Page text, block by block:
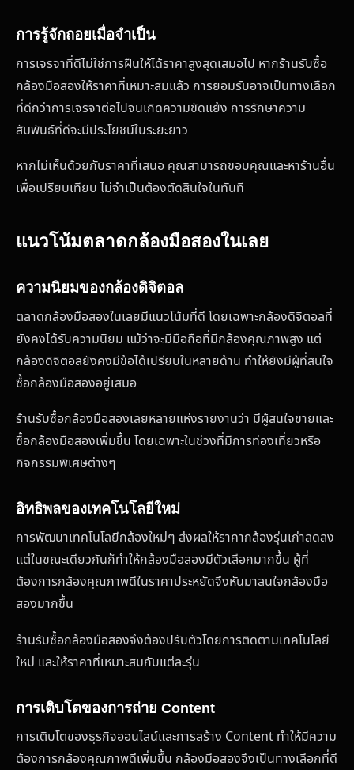
การรู้จักถอยเมื่อจำเป็น
การเจรจาที่ดีไม่ใช่การฝืนให้ได้ราคาสูงสุดเสมอไป หากร้านรับซื้อ
กล้องมือสองให้ราคาที่เหมาะสมแล้ว การยอมรับอาจเป็นทางเลือก
ที่ดีกว่าการเจรจาต่อไปจนเกิดความขัดแย้ง การรักษาความ
สัมพันธ์ที่ดีจะมีประโยชน์ในระยะยาว
หากไม่เห็นด้วยกับราคาที่เสนอ คุณสามารถขอบคุณและหาร้านอื่น
เพื่อเปรียบเทียบ ไม่จำเป็นต้องตัดสินใจในทันที
แนวโน้มตลาดกล้องมือสองในเลย
ความนิยมของกล้องดิจิตอล
ตลาดกล้องมือสองในเลยมีแนวโน้มที่ดี โดยเฉพาะกล้องดิจิตอลที่
ยังคงได้รับความนิยม แม้ว่าจะมีมือถือที่มีกล้องคุณภาพสูง แต่
กล้องดิจิตอลยังคงมีข้อได้เปรียบในหลายด้าน ทำให้ยังมีผู้ที่สนใจ
ซื้อกล้องมือสองอยู่เสมอ
ร้านรับซื้อกล้องมือสองเลยหลายแห่งรายงานว่า มีผู้สนใจขายและ
ซื้อกล้องมือสองเพิ่มขึ้น โดยเฉพาะในช่วงที่มีการท่องเที่ยวหรือ
กิจกรรมพิเศษต่างๆ
อิทธิพลของเทคโนโลยีใหม่
การพัฒนาเทคโนโลยีกล้องใหม่ๆ ส่งผลให้ราคากล้องรุ่นเก่าลดลง
แต่ในขณะเดียวกันก็ทำให้กล้องมือสองมีตัวเลือกมากขึ้น ผู้ที่
ต้องการกล้องคุณภาพดีในราคาประหยัดจึงหันมาสนใจกล้องมือ
สองมากขึ้น
ร้านรับซื้อกล้องมือสองจึงต้องปรับตัวโดยการติดตามเทคโนโลยี
ใหม่ และให้ราคาที่เหมาะสมกับแต่ละรุ่น
การเติบโตของการถ่าย Content
การเติบโตของธุรกิจออนไลน์และการสร้าง Content ทำให้มีความ
ต้องการกล้องคุณภาพดีเพิ่มขึ้น กล้องมือสองจึงเป็นทางเลือกที่ดี